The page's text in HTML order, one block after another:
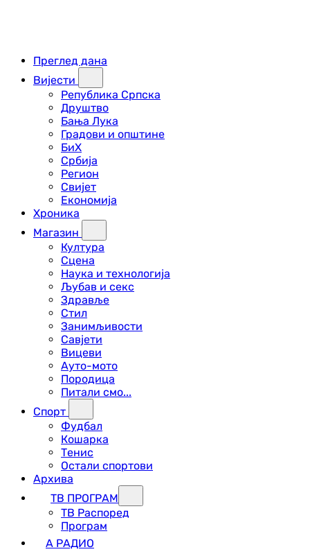
Преглед дана
Вијести
Република Српска
Друштво
Бања Лука
Градови и општине
БиХ
Србија
Регион
Свијет
Економија
Хроника
Магазин
Култура
Сцена
Наука и технологија
Љубав и секс
Здравље
Стил
Занимљивости
Савјети
Вицеви
Ауто-мото
Породица
Питали смо...
Спорт
Фудбал
Кошарка
Тенис
Остали спортови
Архива
ТВ ПРОГРАМ
ТВ Распоред
Програм
А РАДИО